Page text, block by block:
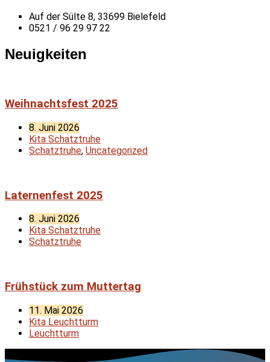
Auf der Sülte 8, 33699 Bielefeld
0521 / 96 29 97 22
Neuigkeiten
Weihnachtsfest 2025
8. Juni 2026
Kita Schatztruhe
Schatztruhe, Uncategorized
Laternenfest 2025
8. Juni 2026
Kita Schatztruhe
Schatztruhe
Frühstück zum Muttertag
11. Mai 2026
Kita Leuchtturm
Leuchtturm